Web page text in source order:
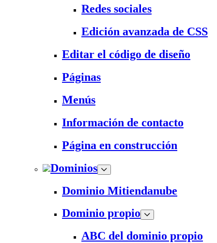
Redes sociales
Edición avanzada de CSS
Editar el código de diseño
Páginas
Menús
Información de contacto
Página en construcción
Dominios
Dominio Mitiendanube
Dominio propio
ABC del dominio propio